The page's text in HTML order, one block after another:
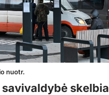
nuotr.
skelbia